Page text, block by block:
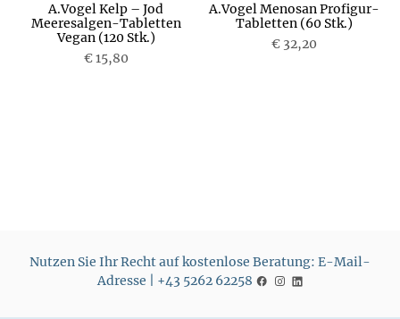
A.Vogel Kelp – Jod
Meeresalgen-Tabletten
Vegan (120 Stk.)
€ 15,80
A.Vogel Menosan Profigur-
Tabletten (60 Stk.)
€ 32,20
P
Nutzen Sie Ihr Recht auf kostenlose Beratung: E-Mail-
Adresse | +43 5262 62258